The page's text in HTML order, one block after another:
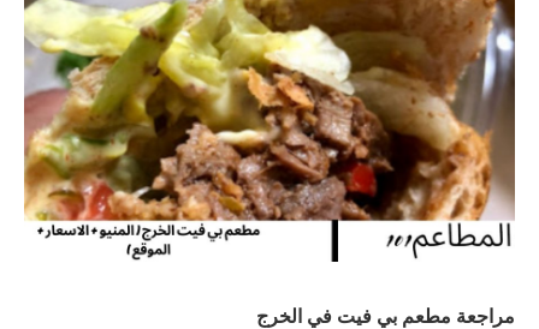
مراجعة مطعم بي فيت في الخرج